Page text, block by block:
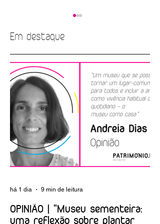
EMPREGO |
Biblioteca Nacional
de Portugal
Em destaque
OPINIÃO | "Museu sementeira:
uma reflexão sobre plantar
há 1 dia 9 min de leitura